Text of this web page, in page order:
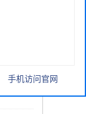
手机访问官网